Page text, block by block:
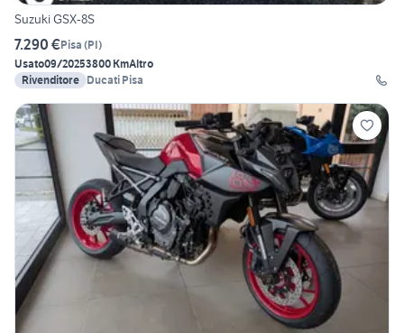
Suzuki GSX-8S
7.290 €Pisa (PI)
Usato09/20253800 KmAltro
Rivenditore Ducati Pisa